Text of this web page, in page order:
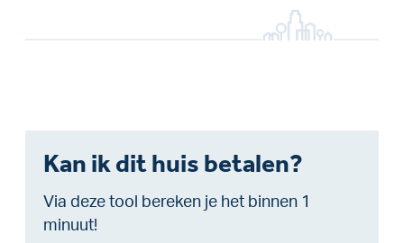
Kan ik dit huis betalen?
Via deze tool bereken je het binnen 1
minuut!